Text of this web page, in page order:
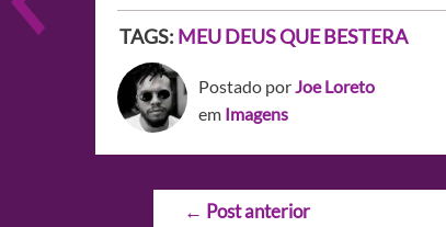
TAGS: MEU DEUS QUE BESTERA
Postado porJoe Loreto
em Imagens
Navegação
← Post anterior